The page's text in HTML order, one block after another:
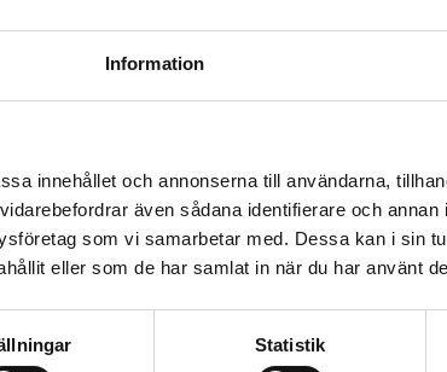
Information
innehållet och annonserna till användarna,
även sådana identifierare och annan
som vi samarbetar med. Dessa kan i sin
eller som de har samlat in när du har använt
Statistik
tunga lastbilar undantas från förslaget på
och risken för onödiga administrativa
hos stora företag. Samtidigt
av CO₂-reglerna och AFIR.
fungerar, men också att vi måste fortsätta
Sverige stå fast vid att omställningen
Sveriges Åkeriföretag och
gemensamma insats haft ett